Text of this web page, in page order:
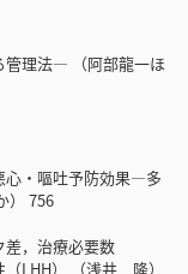
管理法― （阿部龍一ほ
心・嘔吐予防効果―多
） 756
，治療必要数
（LHH） （浅井 隆）